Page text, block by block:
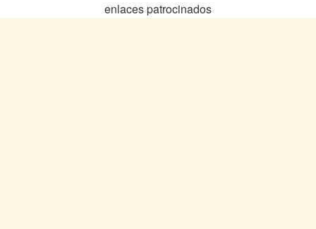
enlaces patrocinados